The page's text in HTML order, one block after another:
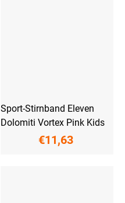
Sport-Stirnband Eleven
Dolomiti Vortex Pink Kids
€11,63